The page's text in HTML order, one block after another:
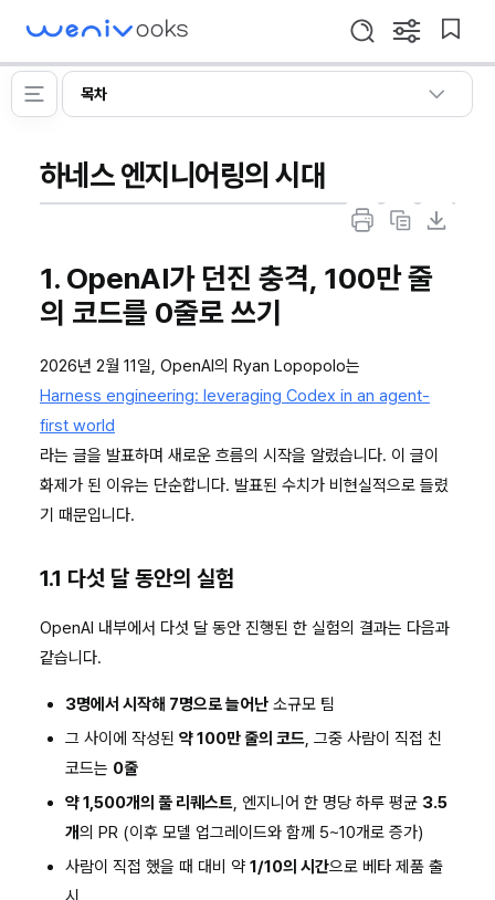
WeniVooks
검
창
열
기
북
크
프
롬
목차
출
하
마
다
하
하네스 엔지니어링의 시대
1. OpenAI가 던진 충격, 100만 줄
의 코드를 0줄로 쓰기
2026년 2월 11일, OpenAI의 Ryan Lopopolo는
Harness engineering: leveraging Codex in an agent-
first world
라는 글을 발표하며 새로운 흐름의 시작을 알렸습니다. 이 글이
화제가 된 이유는 단순합니다. 발표된 수치가 비현실적으로 들렸
기 때문입니다.
1.1 다섯 달 동안의 실험
OpenAI 내부에서 다섯 달 동안 진행된 한 실험의 결과는 다음과
같습니다.
3명에서 시작해 7명으로 늘어난소규모 팀
그 사이에 작성된 약 100만 줄의 코드, 그중 사람이 직접 친
코드는 0줄
약 1,500개의 풀 리퀘스트, 엔지니어 한 명당 하루 평균 3.5
개의 PR (이후 모델 업그레이드와 함께 5~10개로 증가)
사람이 직접 했을 때 대비 약 1/10의 시간으로 베타 제품 출